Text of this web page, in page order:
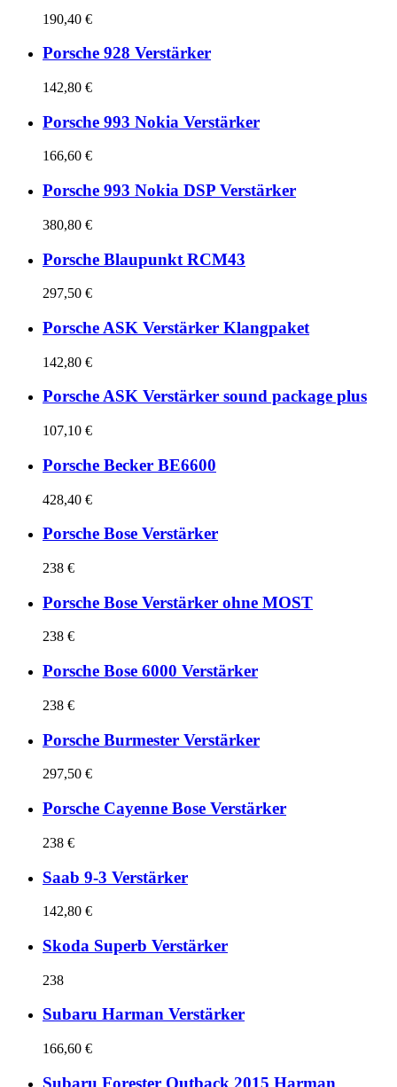
190,40 €
Porsche 928 Verstärker
142,80 €
Porsche 993 Nokia Verstärker
166,60 €
Porsche 993 Nokia DSP Verstärker
380,80 €
Porsche Blaupunkt RCM43
297,50 €
Porsche ASK Verstärker Klangpaket
142,80 €
Porsche ASK Verstärker sound package plus
107,10 €
Porsche Becker BE6600
428,40 €
Porsche Bose Verstärker
238 €
Porsche Bose Verstärker ohne MOST
238 €
Porsche Bose 6000 Verstärker
238 €
Porsche Burmester Verstärker
297,50 €
Porsche Cayenne Bose Verstärker
238 €
Saab 9-3 Verstärker
142,80 €
Skoda Superb Verstärker
238
Subaru Harman Verstärker
166,60 €
Subaru Forester Outback 2015 Harman